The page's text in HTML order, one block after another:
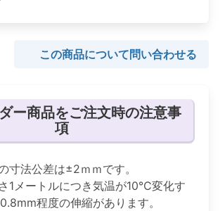
この商品について問い合わせる
ー商品をご注文時の注意事
項
寸法公差は±2ｍｍです。
1メートルにつき気温が10℃変化す
程度の伸縮があります。